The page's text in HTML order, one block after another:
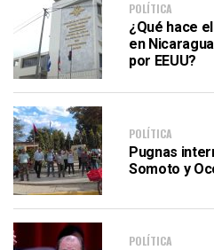
POLÍTICA
¿Qué hace
en
por EEUU?
POLÍTICA
Pugnas
Somoto y
POLÍTICA